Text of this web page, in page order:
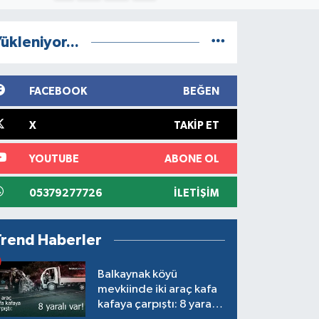
FACEBOOK BEĞEN
X TAKIP ET
YOUTUBE ABONE OL
05379277726 İLETIŞIM
Haberler
Balkaynak köyü
mevkiinde iki araç kafa
kafaya çarpıştı: 8 yaralı